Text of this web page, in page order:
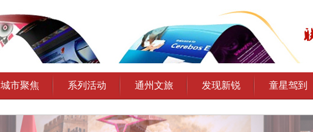
城市聚焦 系列活动 通州文旅 发现新锐 童星驾到